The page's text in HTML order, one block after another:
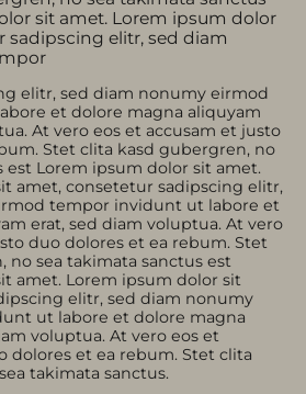
sit amet. Lorem ipsum dolor
sadipscing elitr, sed diam
elitr, sed diam nonumy eirmod
et dolore magna aliquyam
At vero eos et accusam et justo
Stet clita kasd gubergren, no
est Lorem ipsum dolor sit amet.
amet, consetetur sadipscing elitr,
tempor invidunt ut labore et
erat, sed diam voluptua. At vero
duo dolores et ea rebum. Stet
no sea takimata sanctus est
amet. Lorem ipsum dolor sit
elitr, sed diam nonumy
ut labore et dolore magna
voluptua. At vero eos et
dolores et ea rebum. Stet clita
takimata sanctus.